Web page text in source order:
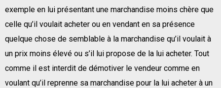
exemple en lui présentant une marchandise moins chère que
celle qu’il voulait acheter ou en vendant en sa présence
quelque chose de semblable à la marchandise qu’il voulait à
un prix moins élevé ou s’il lui propose de la lui acheter. Tout
comme il est interdit de démotiver le vendeur comme en
voulant qu’il reprenne sa marchandise pour la lui acheter à un